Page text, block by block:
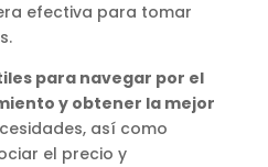
efectiva para tomar
para navegar por el
y obtener la mejor
así como
el precio y